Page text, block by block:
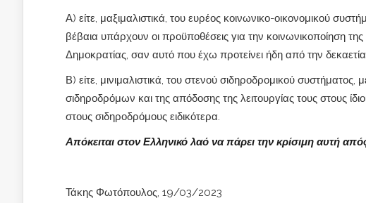
Α) είτε, μαξιμαλιστικά, του ευρέος κοινωνικο-οικονομικού
βέβαια υπάρχουν οι προϋποθέσεις για την κοινωνικοποίηση
Δημοκρατίας, σαν αυτό που έχω προτείνει ήδη από την
Β) είτε, μινιμαλιστικά, του στενού σιδηροδρομικού
σιδηροδρόμων και της απόδοσης της λειτουργίας τους στους
στους σιδηροδρόμους ειδικότερα.
Απόκειται στον Ελληνικό λαό να πάρει την κρίσιμη αυτή
Τάκης Φωτόπουλος, 19/03/2023